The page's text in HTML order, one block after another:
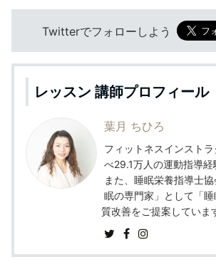
Twitterでフォローしよう
レッスン 講師プロフィール
葉月 ちひろ
フィットネスインスト
べ29.1万人の運動指導経
また、睡眠栄養指導士
眠の専門家」として「
質改善をご提案していま